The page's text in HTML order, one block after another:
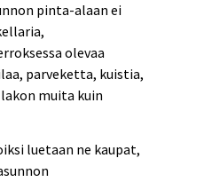
pinta-alaan ei
olevaa
parveketta, kuistia,
muita kuin
luetaan ne kaupat,